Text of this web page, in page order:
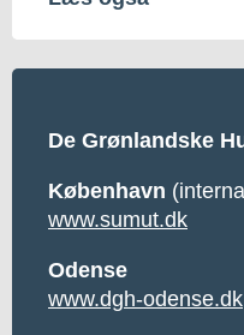
De Grønlandske
København
www.sumut.dk
Odense
www.dgh-odense.dk